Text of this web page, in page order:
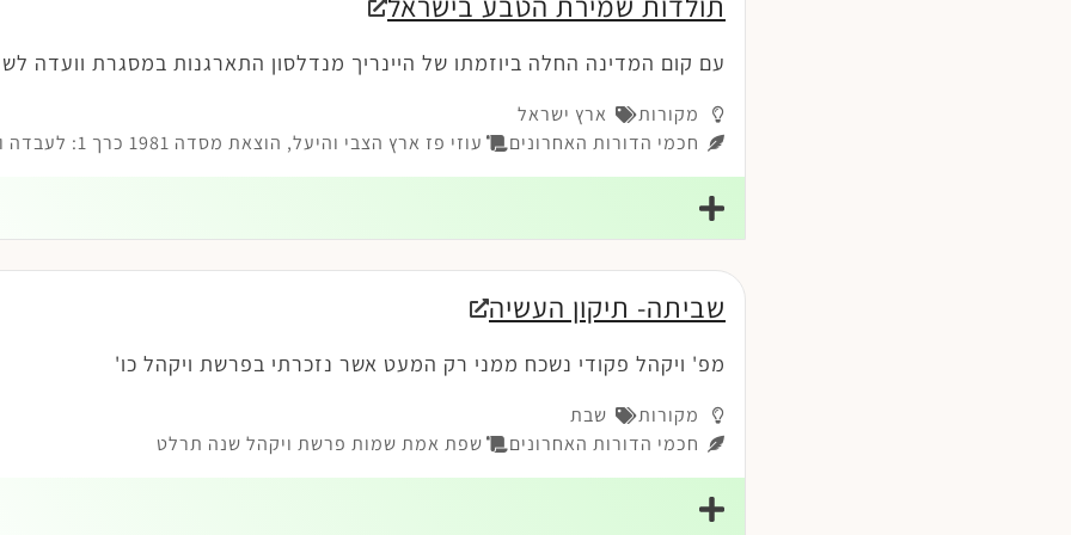
עם קום המדינה החלה ביוזמתו של היינריך מנדלסון התארגנות במסגרת וועדה
מקורות
ארץ ישראל
חכמי הדורות האחרונים
עוזי פז ארץ הצבי והיעל, הוצאת מסדה 1981 כרך 1: לעבדה ולשמרה; עמ' 40-46:
שביתה- תיקון העשיה
מפ' ויקהל פקודי נשכח ממני רק המעט אשר נזכרתי בפרשת ויקהל כו'
מקורות
שבת
חכמי הדורות האחרונים
שפת אמת שמות פרשת ויקהל שנה תרלט